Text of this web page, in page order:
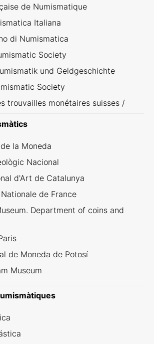
de Numismatique
Italiana
di Numismatica
Society
und Geldgeschichte
Society
trouvailles monétaires suisses /
la Moneda
Nacional
d'Art de Catalunya
de France
Department of coins and
de Moneda de Potosí
Museum